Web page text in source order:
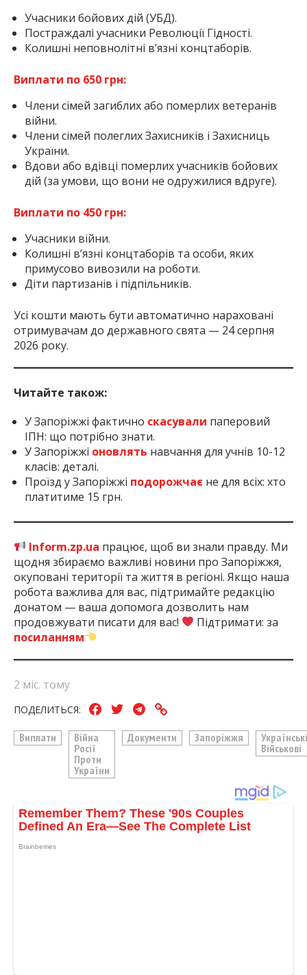
Учасники бойових дій (УБД).
Постраждалі учасники Революції Гідності.
Колишні неповнолітні в’язні концтаборів.
Виплати по 650 грн:
Члени сімей загиблих або померлих ветеранів
війни.
Члени сімей полеглих Захисників і Захисниць
України.
Вдови або вдівці померлих учасників бойових
дій (за умови, що вони не одружилися вдруге).
Виплати по 450 грн:
Учасники війни.
Колишні в’язні концтаборів та особи, яких
примусово вивозили на роботи.
Діти партизанів і підпільників.
Усі кошти мають бути автоматично нараховані
отримувачам до державного свята — 24 серпня
2026 року.
Читайте також:
У Запоріжжі фактично скасували паперовий
ІПН: що потрібно знати.
У Запоріжжі оновлять навчання для учнів 10-12
класів: деталі.
Проїзд у Запоріжжі подорожчає не для всіх: хто
платитиме 15 грн.
Inform.zp.ua працює, щоб ви знали правду. Ми
щодня збираємо важливі новини про Запоріжжя,
окуповані території та життя в регіоні. Якщо наша
робота важлива для вас, підтримайте редакцію
донатом — ваша допомога дозволить нам
продовжувати писати для вас!
Підтримати: за
посиланням
2 міс. тому
ПОДЕЛИТЬСЯ:
Виплати
Війна
Росії
Проти
України
Документи Запоріжжя
Військові